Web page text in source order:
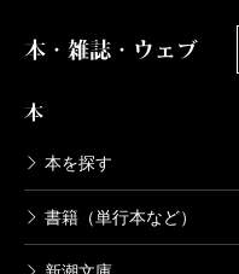
りました。
プロジェクトは編集
各セクションも参加
ら、斬新かつ楽しい
した。会議を開くと
フそれぞれで異なる
文豪ナ
文豪ナビ
本・雑誌・ウェブ
本
本を探す
書籍（単行本など）